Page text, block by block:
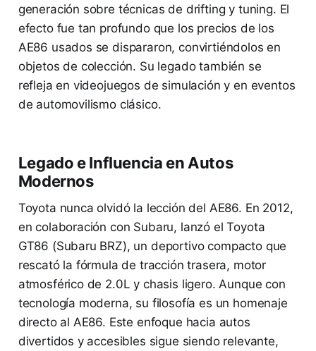
generación sobre técnicas de drifting y tuning. El
efecto fue tan profundo que los precios de los
AE86 usados se dispararon, convirtiéndolos en
objetos de colección. Su legado también se
refleja en videojuegos de simulación y en eventos
de automovilismo clásico.
Legado e Influencia en Autos
Modernos
Toyota nunca olvidó la lección del AE86. En 2012,
en colaboración con Subaru, lanzó el Toyota
GT86 (Subaru BRZ), un deportivo compacto que
rescató la fórmula de tracción trasera, motor
atmosférico de 2.0L y chasis ligero. Aunque con
tecnología moderna, su filosofía es un homenaje
directo al AE86. Este enfoque hacia autos
divertidos y accesibles sigue siendo relevante,